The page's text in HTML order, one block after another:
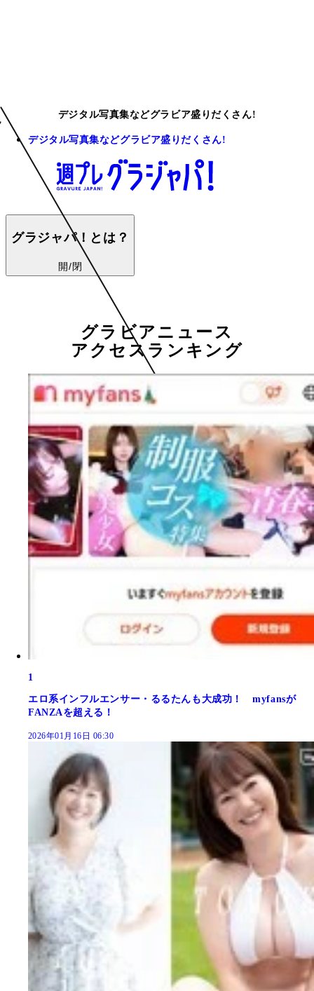
デジタル写真集などグラビア盛りだくさん!
デジタル写真集などグラビア盛りだくさん!
グラジャパ！とは？
開/閉
グラビアニュース
アクセスランキング
1
エロ系インフルエンサー・るるたんも大成功！ myfansが
FANZAを超える！
2026年01月16日 06:30